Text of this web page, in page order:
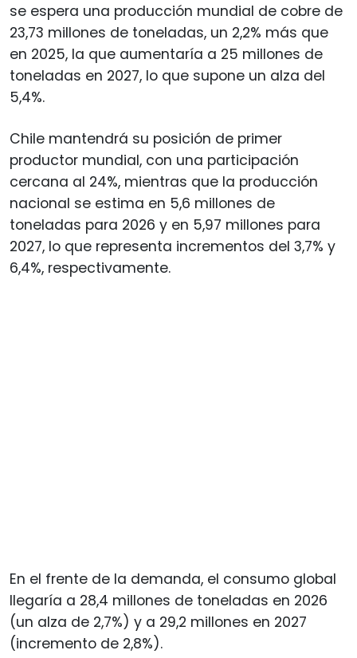
se espera una producción mundial de cobre de
23,73 millones de toneladas, un 2,2% más que
en 2025, la que aumentaría a 25 millones de
toneladas en 2027, lo que supone un alza del
5,4%.
Chile mantendrá su posición de primer
productor mundial, con una participación
cercana al 24%, mientras que la producción
nacional se estima en 5,6 millones de
toneladas para 2026 y en 5,97 millones para
2027, lo que representa incrementos del 3,7% y
6,4%, respectivamente.
En el frente de la demanda, el consumo global
llegaría a 28,4 millones de toneladas en 2026
(un alza de 2,7%) y a 29,2 millones en 2027
(incremento de 2,8%).